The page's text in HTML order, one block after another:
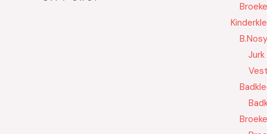
B.Nosy
Jurk
Vest